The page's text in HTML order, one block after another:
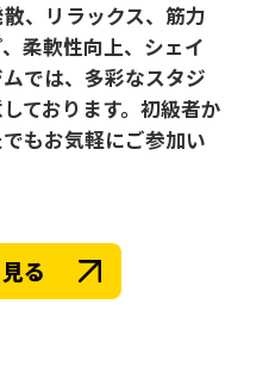
、リラックス、筋力
柔軟性向上、シェイ
では、多彩なスタジ
ております。初級者か
もお気軽にご参加い
る